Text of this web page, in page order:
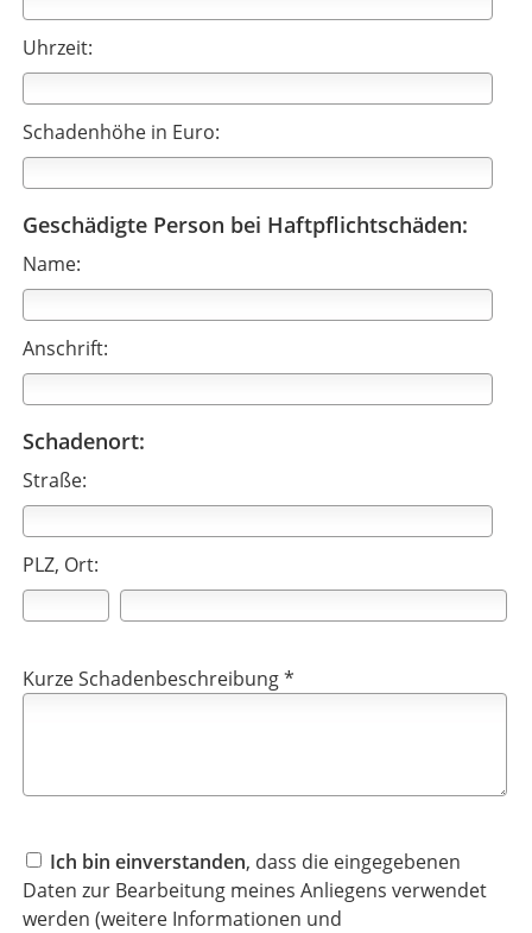
Uhrzeit:
Schadenhöhe in Euro:
Geschädigte Person bei Haftpflichtschäden:
Name:
Anschrift:
Schadenort:
Straße:
PLZ, Ort:
Kurze Schadenbeschreibung *
Ich bin einverstanden, dass die eingegebenen
Daten zur Bearbeitung meines Anliegens verwendet
werden (weitere Informationen und